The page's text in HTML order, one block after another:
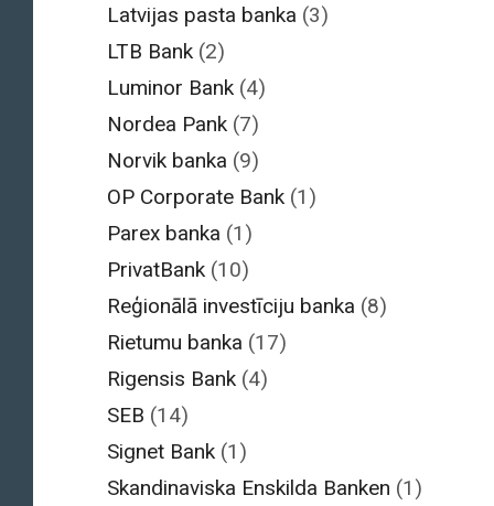
Latvijas pasta banka (3)
LTB Bank (2)
Luminor Bank (4)
Nordea Pank (7)
Norvik banka (9)
OP Corporate Bank (1)
Parex banka (1)
PrivatBank (10)
Reģionālā investīciju banka (8)
Rietumu banka (17)
Rigensis Bank (4)
SEB (14)
Signet Bank (1)
Skandinaviska Enskilda Banken (1)